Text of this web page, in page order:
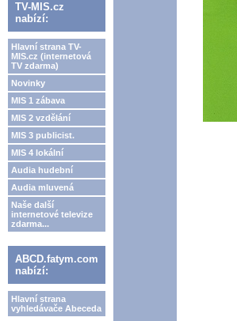
TV-MIS.cz
nabízí:
Hlavní strana TV-
MIS.cz (internetová
TV zdarma)
Novinky
MIS 1 zábava
MIS 2 vzdělání
MIS 3 publicist.
MIS 4 lokální
Audia hudební
Audia mluvená
Naše další
internetové televize
zdarma...
ABCD.fatym.com
nabízí:
Hlavní strana
vyhledávače Abeceda